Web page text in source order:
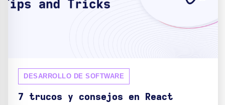
DESARROLLO DE SOFTWARE
7 trucos y consejos en React